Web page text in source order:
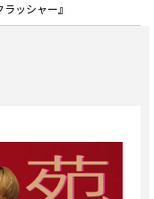
ッシャー』